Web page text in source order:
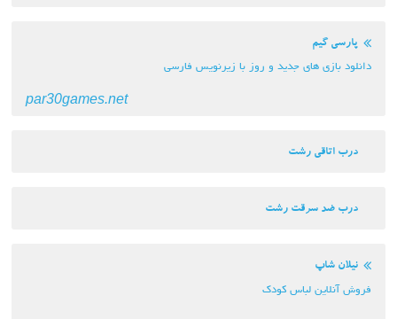
پارسی گیم
دانلود بازی های جدید و روز با زیرنویس فارسی
par30games.net
درب اتاقی رشت
درب ضد سرقت رشت
نیلان شاپ
فروش آنلاین لباس کودک